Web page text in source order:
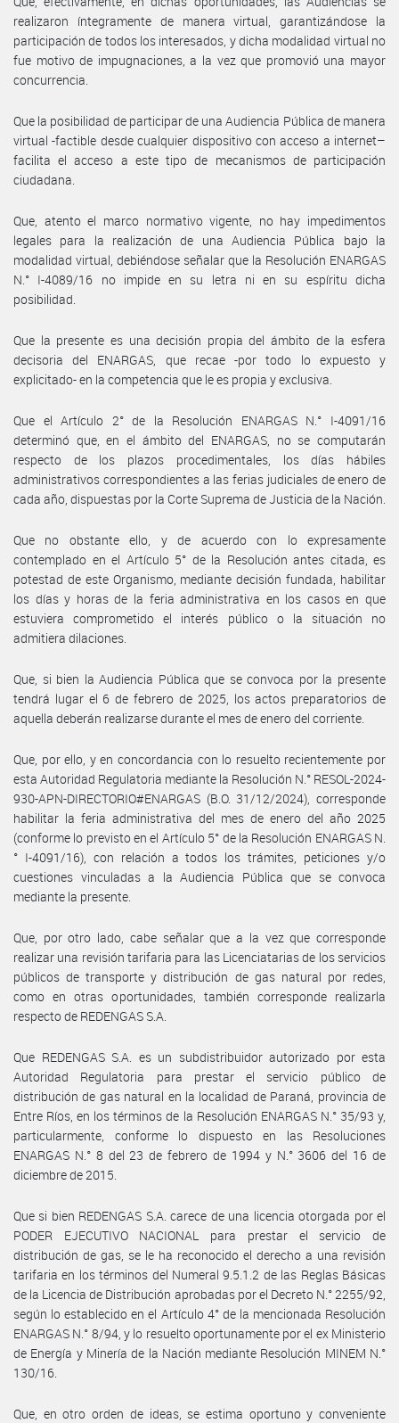
realizaron íntegramente de manera virtual, garantizándose la
participación de todos los interesados, y dicha modalidad virtual no
fue motivo de impugnaciones, a la vez que promovió una mayor
concurrencia.
Que la posibilidad de participar de una Audiencia Pública de manera
virtual -factible desde cualquier dispositivo con acceso a internet–
facilita el acceso a este tipo de mecanismos de participación
ciudadana.
Que, atento el marco normativo vigente, no hay impedimentos
legales para la realización de una Audiencia Pública bajo la
modalidad virtual, debiéndose señalar que la Resolución ENARGAS
N.° I-4089/16 no impide en su letra ni en su espíritu dicha
posibilidad.
Que la presente es una decisión propia del ámbito de la esfera
decisoria del ENARGAS, que recae -por todo lo expuesto y
explicitado- en la competencia que le es propia y exclusiva.
Que el Artículo 2° de la Resolución ENARGAS N.° I-4091/16
determinó que, en el ámbito del ENARGAS, no se computarán
respecto de los plazos procedimentales, los días hábiles
administrativos correspondientes a las ferias judiciales de enero de
cada año, dispuestas por la Corte Suprema de Justicia de la Nación.
Que no obstante ello, y de acuerdo con lo expresamente
contemplado en el Artículo 5° de la Resolución antes citada, es
potestad de este Organismo, mediante decisión fundada, habilitar
los días y horas de la feria administrativa en los casos en que
estuviera comprometido el interés público o la situación no
admitiera dilaciones.
Que, si bien la Audiencia Pública que se convoca por la presente
tendrá lugar el 6 de febrero de 2025, los actos preparatorios de
aquella deberán realizarse durante el mes de enero del corriente.
Que, por ello, y en concordancia con lo resuelto recientemente por
esta Autoridad Regulatoria mediante la Resolución N.° RESOL-2024-
930-APN-DIRECTORIO#ENARGAS (B.O. 31/12/2024), corresponde
habilitar la feria administrativa del mes de enero del año 2025
(conforme lo previsto en el Artículo 5° de la Resolución ENARGAS N.
° I-4091/16), con relación a todos los trámites, peticiones y/o
cuestiones vinculadas a la Audiencia Pública que se convoca
mediante la presente.
Que, por otro lado, cabe señalar que a la vez que corresponde
realizar una revisión tarifaria para las Licenciatarias de los servicios
públicos de transporte y distribución de gas natural por redes,
como en otras oportunidades, también corresponde realizarla
respecto de REDENGAS S.A.
Que REDENGAS S.A. es un subdistribuidor autorizado por esta
Autoridad Regulatoria para prestar el servicio público de
distribución de gas natural en la localidad de Paraná, provincia de
Entre Ríos, en los términos de la Resolución ENARGAS N.° 35/93 y,
particularmente, conforme lo dispuesto en las Resoluciones
ENARGAS N.° 8 del 23 de febrero de 1994 y N.° 3606 del 16 de
diciembre de 2015.
Que si bien REDENGAS S.A. carece de una licencia otorgada por el
PODER EJECUTIVO NACIONAL para prestar el servicio de
distribución de gas, se le ha reconocido el derecho a una revisión
tarifaria en los términos del Numeral 9.5.1.2 de las Reglas Básicas
de la Licencia de Distribución aprobadas por el Decreto N.° 2255/92,
según lo establecido en el Artículo 4° de la mencionada Resolución
ENARGAS N.° 8/94, y lo resuelto oportunamente por el ex Ministerio
de Energía y Minería de la Nación mediante Resolución MINEM N.°
130/16.
Que, en otro orden de ideas, se estima oportuno y conveniente